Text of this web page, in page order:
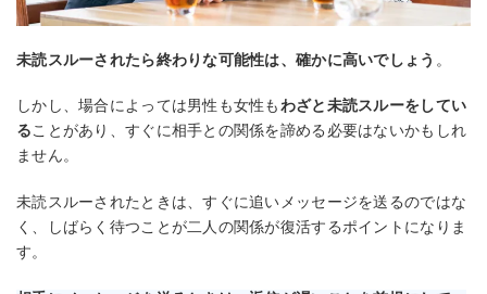
未読スルーされたら終わりな可能性は、確かに高いでしょう 。
しかし、場合によっては男性も女性もわざと未読スルーをしてい
ることがあり、すぐに相手との関係を諦める必要はないかもしれ
ません。
未読スルーされたときは、すぐに追いメッセージを送るのではな
く、しばらく待つことが二人の関係が復活するポイントになりま
す。